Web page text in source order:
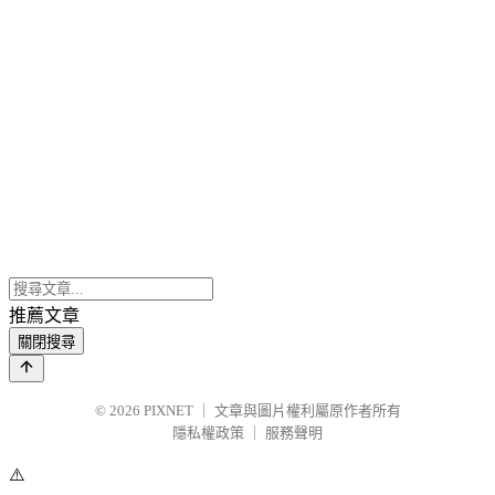
推薦文章
關閉搜尋
© 2026 PIXNET
文章與圖片權利屬原作者所有
隱私權政策
服務聲明
⚠️